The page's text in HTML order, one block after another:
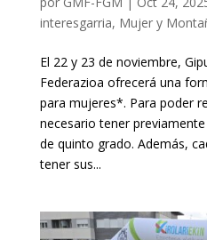
interesgarria, Mujer y
El 22 y 23 de noviembre,
Federazioa ofrecerá una
para mujeres*. Para poder
necesario tener
de quinto grado. Además,
tener sus...